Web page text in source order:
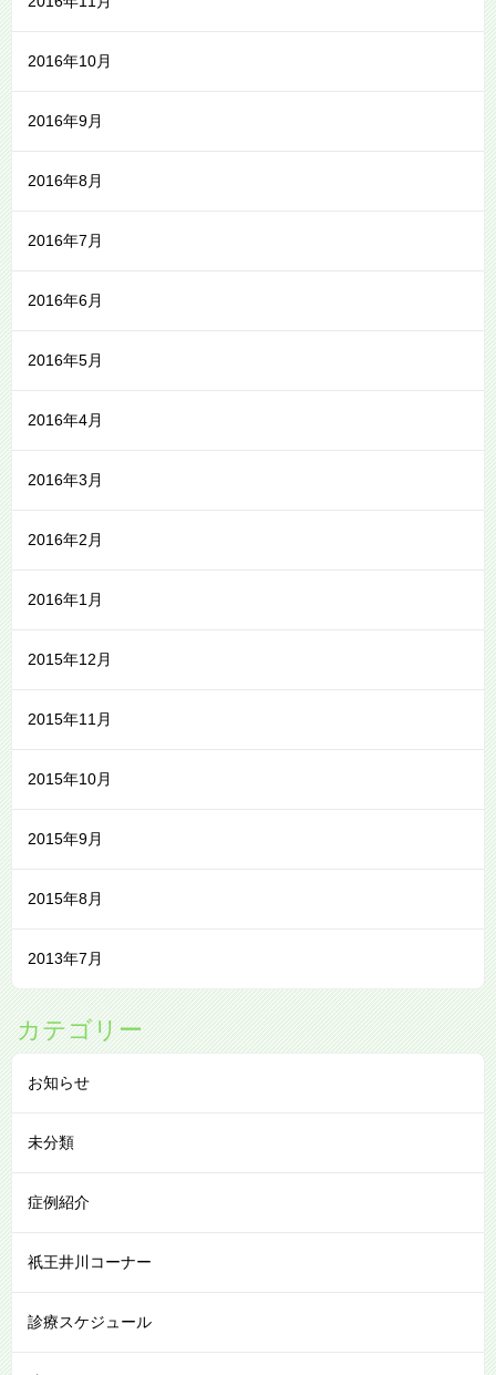
2016年10月
2016年9月
2016年8月
2016年7月
2016年6月
2016年5月
2016年4月
2016年3月
2016年2月
2016年1月
2015年12月
2015年11月
2015年10月
2015年9月
2015年8月
2013年7月
カテゴリー
お知らせ
未分類
症例紹介
祇王井川コーナー
診療スケジュール